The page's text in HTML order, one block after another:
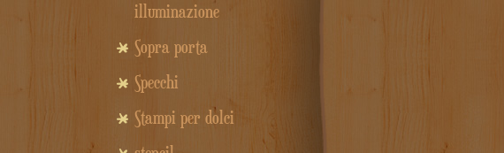
illuminazione
Sopra porta
Specchi
Stampi per dolci